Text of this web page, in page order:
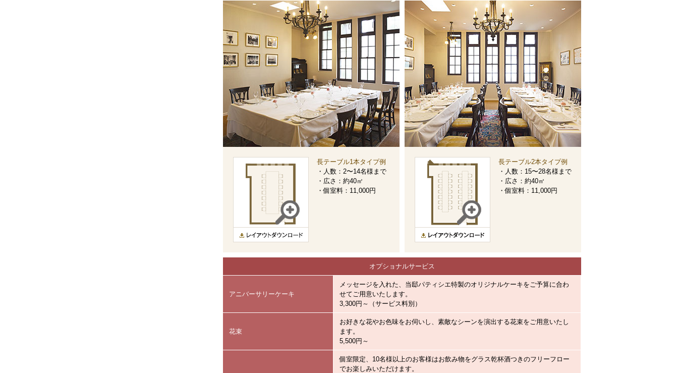
長テーブル1本タイプ例
・人数：2〜14名様まで
・広さ：約40㎡
・個室料：11,000円
長テーブル2本タイプ例
・人数：15〜28名様まで
・広さ：約40㎡
・個室料：11,000円
オプショナルサービス
アニバーサリーケーキ
メッセージを入れた、当邸パティシエ特製のオリジナルケーキをご予算に合わ
せてご用意いたします。
3,300円～（サービス料別）
花束
お好きな花やお色味をお伺いし、素敵なシーンを演出する花束をご用意いたし
ます。
5,500円～
個室限定、10名様以上のお客様はお飲み物をグラス乾杯酒つきのフリーフロー
でお楽しみいただけます。